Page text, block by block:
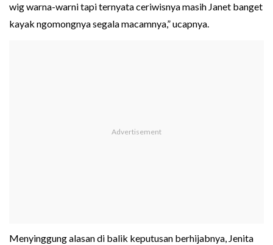
wig warna-warni tapi ternyata ceriwisnya masih Janet banget
kayak ngomongnya segala macamnya,” ucapnya.
Menyinggung alasan di balik keputusan berhijabnya, Jenita